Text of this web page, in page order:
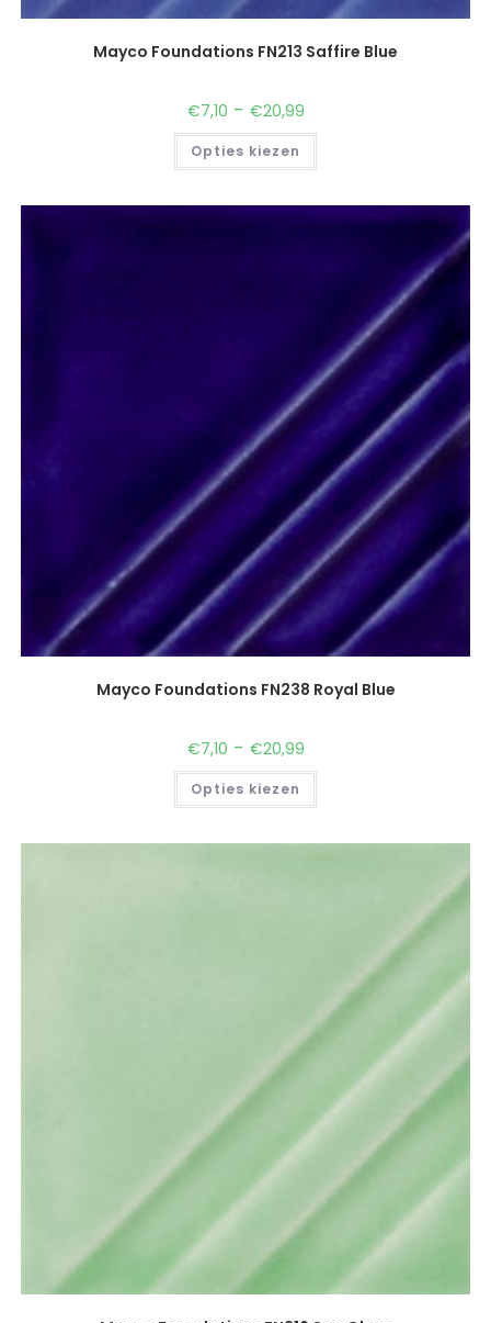
€7,10 - € 20,99
Opties kiezen
Mayco Foundations FN238 Royal Blue
€7,10 - €20,99
Opties kiezen
Mayco Foundations FN216 Sea Glass